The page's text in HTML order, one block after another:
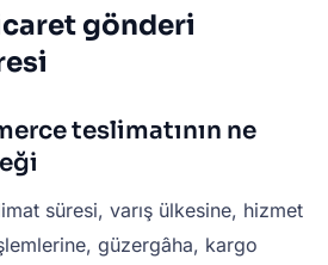
gönderi
teslimatının ne
süresi, varış ülkesine, hizmet
güzergâha, kargo